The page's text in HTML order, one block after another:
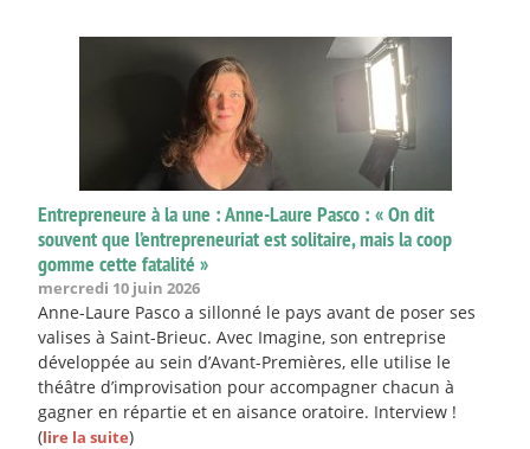
Entrepreneure à la une : Anne-Laure Pasco : « On dit
souvent que l’entrepreneuriat est solitaire, mais la coop
gomme cette fatalité »
mercredi 10 juin 2026
Anne-Laure Pasco a sillonné le pays avant de poser ses
valises à Saint-Brieuc. Avec Imagine, son entreprise
développée au sein d’Avant-Premières, elle utilise le
théâtre d’improvisation pour accompagner chacun à
gagner en répartie et en aisance oratoire. Interview !
(lire la suite)